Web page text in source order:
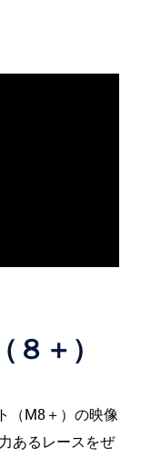
＋）
（M8＋）の映像
あるレースをぜ